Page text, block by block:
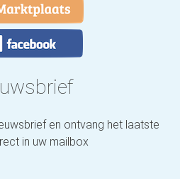
en ontvang het laatste
in uw mailbox